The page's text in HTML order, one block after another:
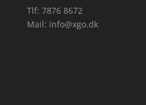
Tlf: 7876 8672
Mail: info@xgo.dk